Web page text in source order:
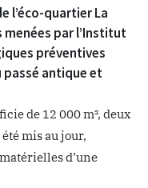
l’éco-quartier La
par l’Institut
préventives
antique et
de 12 000 m², deux
mis au jour,
d’une